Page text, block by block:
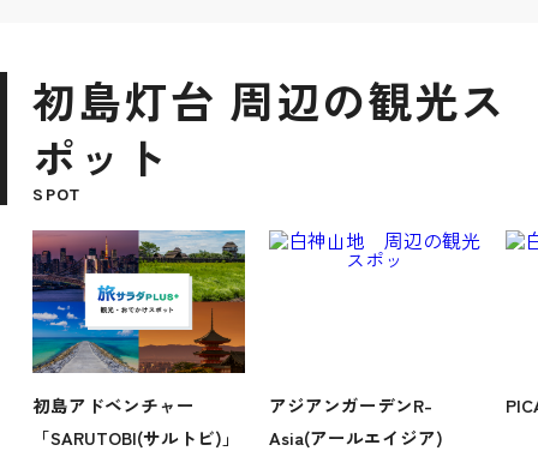
初島灯台 周辺の観光ス
ポット
SPOT
初島アドベンチャー
「SARUTOBI(サルトビ)」
アジアンガーデンR-
Asia(アールエイジア)